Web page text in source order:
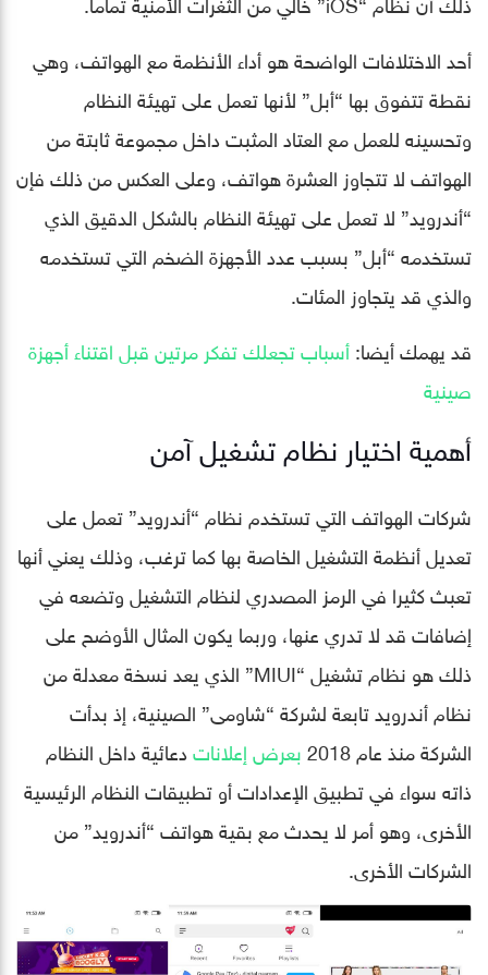
أحد الاختلافات الواضحة هو أداء الأنظمة مع الهواتف، وهي
نقطة تتفوق بها “أبل” لأنها تعمل على تهيئة النظام
وتحسينه للعمل مع العتاد المثبت داخل مجموعة ثابتة من
الهواتف لا تتجاوز العشرة هواتف، وعلى العكس من ذلك فإن
“أندرويد” لا تعمل على تهيئة النظام بالشكل الدقيق الذي
تستخدمه “أبل” بسبب عدد الأجهزة الضخم التي تستخدمه
والذي قد يتجاوز المئات.
قد يهمك أيضا:أسباب تجعلك تفكر مرتين قبل اقتناء أجهزة
صينية
أهمية اختيار نظام تشغيل آمن
شركات الهواتف التي تستخدم نظام “أندرويد” تعمل على
تعديل أنظمة التشغيل الخاصة بها كما ترغب، وذلك يعني أنها
تعبث كثيرا في الرمز المصدري لنظام التشغيل وتضعه في
إضافات قد لا تدري عنها، وربما يكون المثال الأوضح على
ذلك هو نظام تشغيل “MIUI” الذي يعد نسخة معدلة من
نظام أندرويد تابعة لشركة “شاومى” الصينية، إذ بدأت
الشركة منذ عام 2018
بعرض إعلاناتدعائية داخل النظام
ذاته سواء في تطبيق الإعدادات أو تطبيقات النظام الرئيسية
الأخرى، وهو أمر لا يحدث مع بقية هواتف “أندرويد” من
الشركات الأخرى.